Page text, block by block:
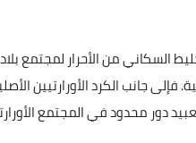
فإلى جانب الكرد الأورارتيين
دور محدود في المجتمع